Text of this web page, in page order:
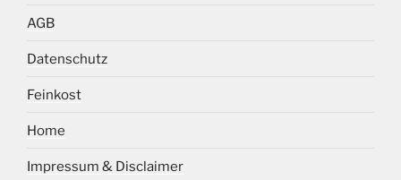
AGB
Datenschutz
Feinkost
Home
Impressum & Disclaimer